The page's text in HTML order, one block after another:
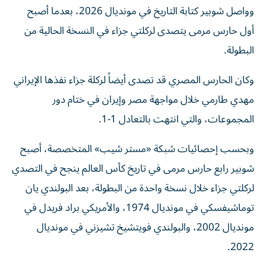
وواصل شوبير كتابة التاريخ في مونديال 2026، بعدما أصبح
أول حارس مرمى يتصدى لركلتي جزاء في النسخة الحالية من
البطولة.
وكان الحارس المصري قد تصدى أيضاً لركلة جزاء نفذها الإيراني
مهدي طارمي خلال مواجهة مصر وإيران في ختام دور
المجموعات، والتي انتهت بالتعادل 1-1.
وبحسب إحصائيات شبكة «مستر شيب» المتخصصة، أصبح
شوبير رابع حارس مرمى في تاريخ كأس العالم ينجح في التصدي
لركلتي جزاء خلال نسخة واحدة من البطولة، بعد البولندي يان
توماشيفسكي في مونديال 1974، والأمريكي براد فريدل في
مونديال 2002، والبولندي فويتشيخ تشيزني في مونديال
2022.